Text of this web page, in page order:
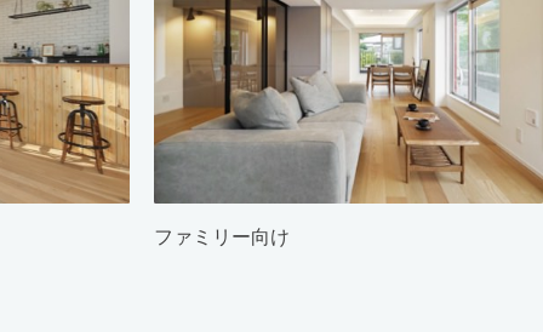
ファミリー向け